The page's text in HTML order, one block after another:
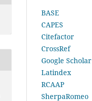
BASE
CAPES
Citefactor
CrossRef
Google Scholar
Latindex
RCAAP
SherpaRomeo